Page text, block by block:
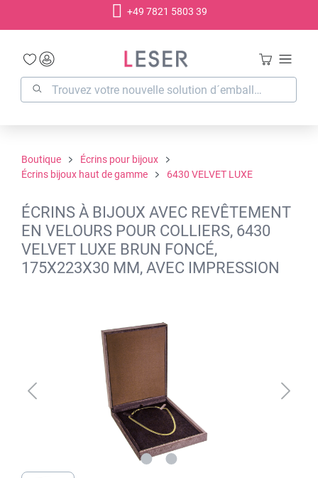
+49 7821 5803 39
Boutique
Écrins pour bijoux
Écrins bijoux haut de gamme
6430 VELVET LUXE
ÉCRINS À BIJOUX AVEC REVÊTEMENT
EN VELOURS POUR COLLIERS, 6430
VELVET LUXE BRUN FONCÉ,
175X223X30 MM, AVEC IMPRESSION